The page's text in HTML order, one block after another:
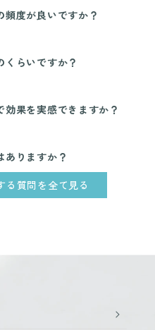
頻度が良いですか？
くらいですか？
果を実感できますか？
ありますか？
る質問を全て見る